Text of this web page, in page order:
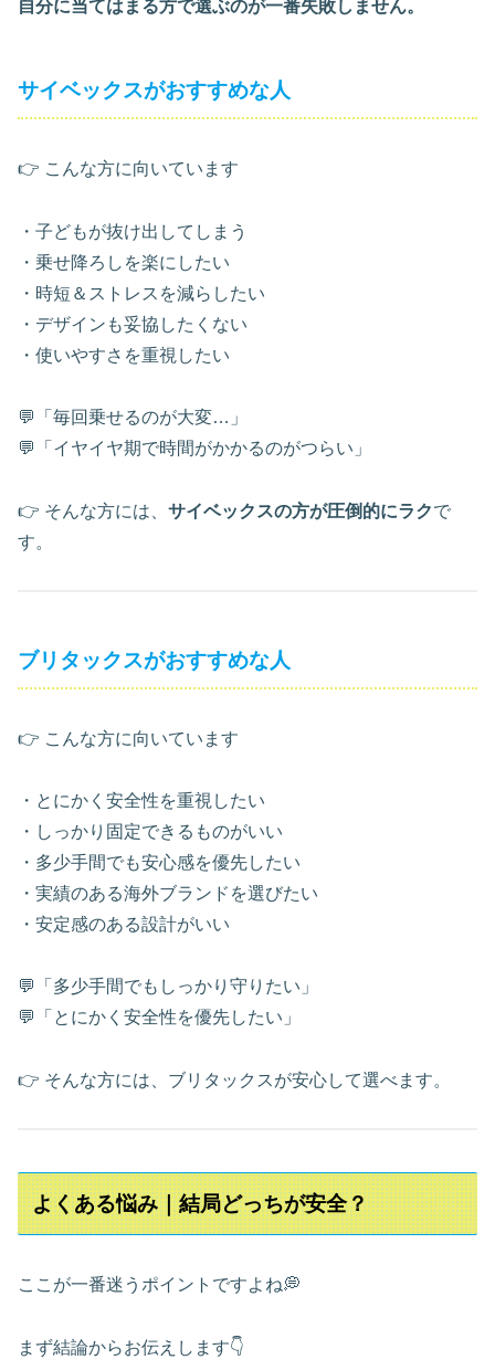
自分に当てはまる方で選ぶのが一番失敗しません。
サイベックスがおすすめな人
👉 こんな方に向いています
・子どもが抜け出してしまう
・乗せ降ろしを楽にしたい
・時短＆ストレスを減らしたい
・デザインも妥協したくない
・使いやすさを重視したい
💬「毎回乗せるのが大変…」
💬「イヤイヤ期で時間がかかるのがつらい」
👉 そんな方には、 サイベックスの方が圧倒的にラクで
す。
ブリタックスがおすすめな人
👉 こんな方に向いています
・とにかく安全性を重視したい
・しっかり固定できるものがいい
・多少手間でも安心感を優先したい
・実績のある海外ブランドを選びたい
・安定感のある設計がいい
💬「多少手間でもしっかり守りたい」
💬「とにかく安全性を優先したい」
👉 そんな方には、ブリタックスが安心して選べます。
よくある悩み｜結局どっちが安全？
ここが一番迷うポイントですよね💭
まず結論からお伝えします👇